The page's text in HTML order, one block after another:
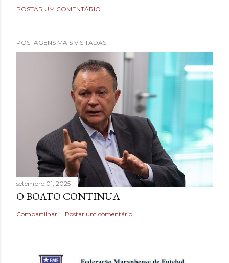
POSTAR UM COMENTÁRIO
POSTAGENS MAIS VISITADAS
setembro 01, 2025
O BOATO CONTINUA
Compartilhar Postar um comentário